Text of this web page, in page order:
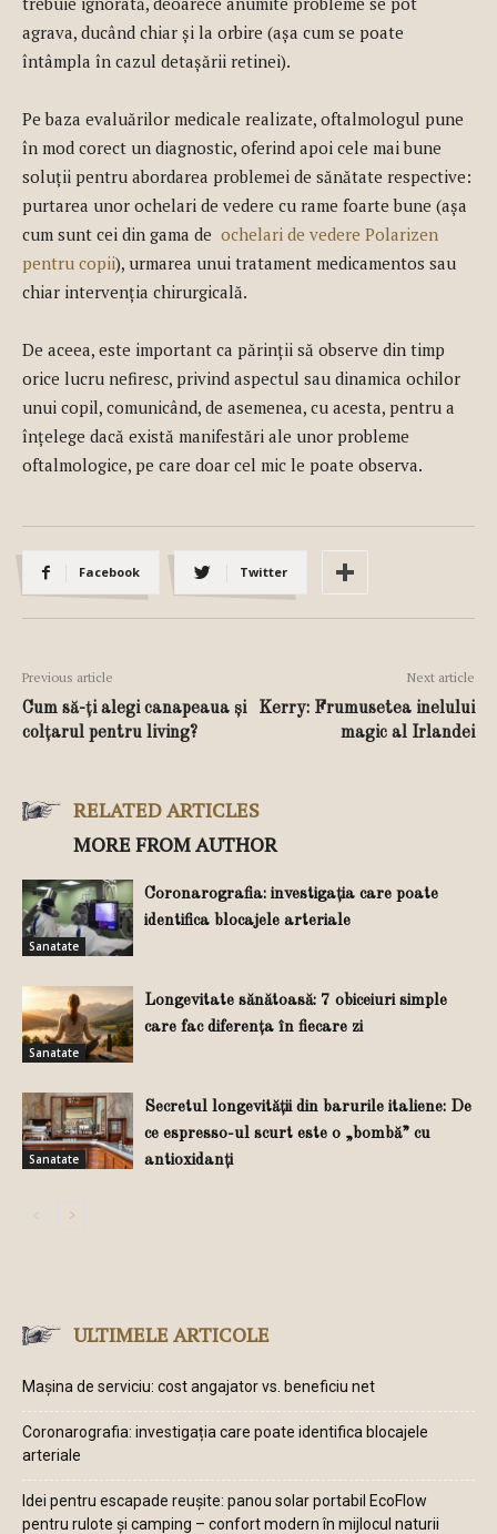
agrava, ducând chiar și la orbire (așa cum se poate
întâmpla în cazul detașării retinei).
Pe baza evaluărilor medicale realizate, oftalmologul pune
în mod corect un diagnostic, oferind apoi cele mai bune
soluții pentru abordarea problemei de sănătate respective:
purtarea unor ochelari de vedere cu rame foarte bune (așa
cum sunt cei din gama de ochelari de vedere Polarizen
pentru copii), urmarea unui tratament medicamentos sau
chiar intervenția chirurgicală.
De aceea, este important ca părinții să observe din timp
orice lucru nefiresc, privind aspectul sau dinamica ochilor
unui copil, comunicând, de asemenea, cu acesta, pentru a
înțelege dacă există manifestări ale unor probleme
oftalmologice, pe care doar cel mic le poate observa.
Facebook Twitter
Previous article
Cum să-ți alegi canapeaua și
colțarul pentru living?
Next article
Kerry: Frumusetea inelului
magic al Irlandei
RELATED ARTICLES
MORE FROM AUTHOR
Sanatate
Coronarografia: investigația care poate
identifica blocajele arteriale
Sanatate
Longevitate sănătoasă: 7 obiceiuri simple
care fac diferența în fiecare zi
Sanatate
Secretul longevității din barurile italiene: De
ce espresso-ul scurt este o „bombă” cu
antioxidanți
ULTIMELE ARTICOLE
Mașina de serviciu: cost angajator vs. beneficiu net
Coronarografia: investigația care poate identifica blocajele
arteriale
Idei pentru escapade reușite: panou solar portabil EcoFlow
pentru rulote și camping – confort modern în mijlocul naturii